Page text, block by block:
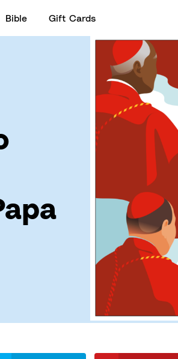
Bible Gift Cards